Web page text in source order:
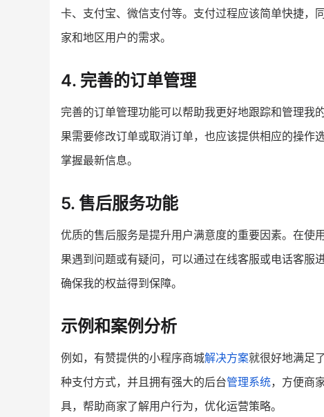
卡、支付宝、微信支付等。支付过程应该简单快捷，
家和地区用户的需求。
4. 完善的订单管理
完善的订单管理功能可以帮助我更好地跟踪和管理我
果需要修改订单或取消订单，也应该提供相应的操作
掌握最新信息。
5. 售后服务功能
优质的售后服务是提升用户满意度的重要因素。在使
果遇到问题或有疑问，可以通过在线客服或电话客服
确保我的权益得到保障。
示例和案例分析
例如，有赞提供的小程序商城解决方案就很好地满足
种支付方式，并且拥有强大的后台管理系统，方便商
具，帮助商家了解用户行为，优化运营策略。